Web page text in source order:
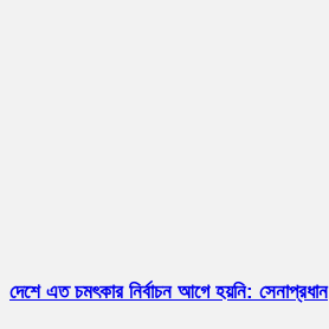
দেশে এত চমৎকার নির্বাচন আগে হয়নি: সেনাপ্রধান